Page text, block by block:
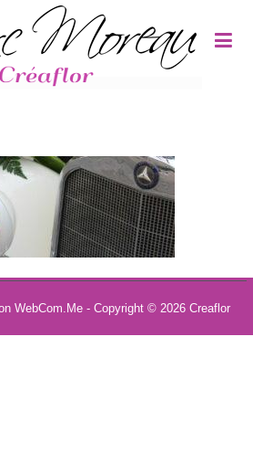
WebCom.Me - Copyright © 2026Creaflor
cookies